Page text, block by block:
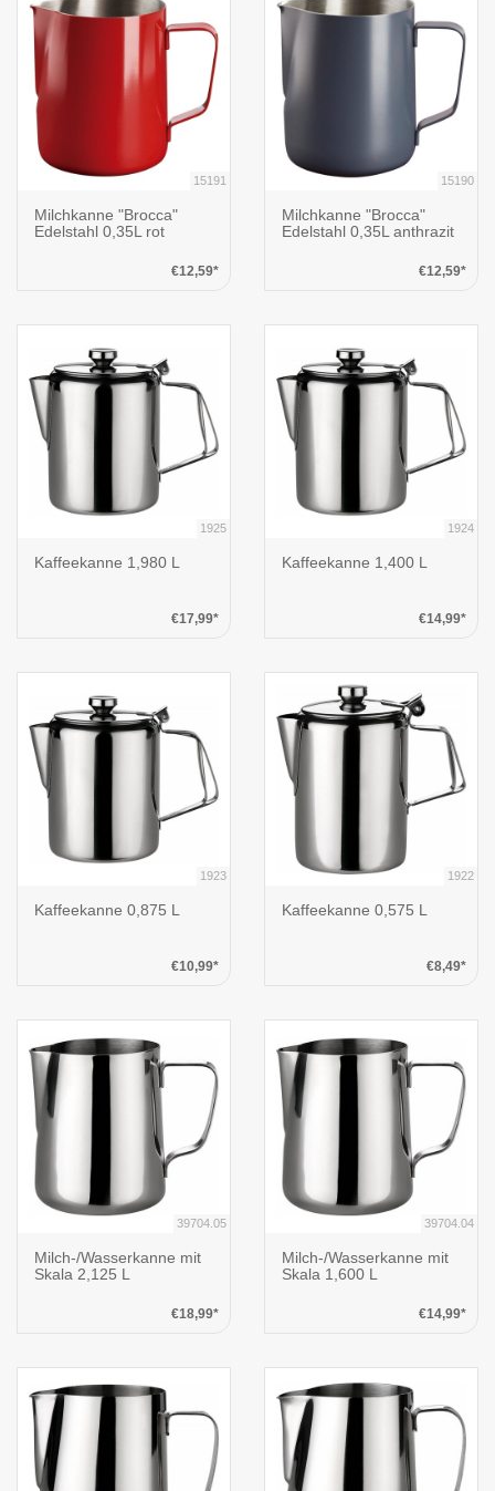
15191
Milchkanne "Brocca"
Edelstahl 0,35L rot
€12,59*
15190
Milchkanne "Brocca"
Edelstahl 0,35L anthrazit
€12,59*
1925
Kaffeekanne 1,980 L
€17,99*
1924
Kaffeekanne 1,400 L
€14,99*
1923
Kaffeekanne 0,875 L
€10,99*
1922
Kaffeekanne 0,575 L
€8,49*
39704.05
Milch-/Wasserkanne mit
Skala 2,125 L
€18,99*
39704.04
Milch-/Wasserkanne mit
Skala 1,600 L
€14,99*